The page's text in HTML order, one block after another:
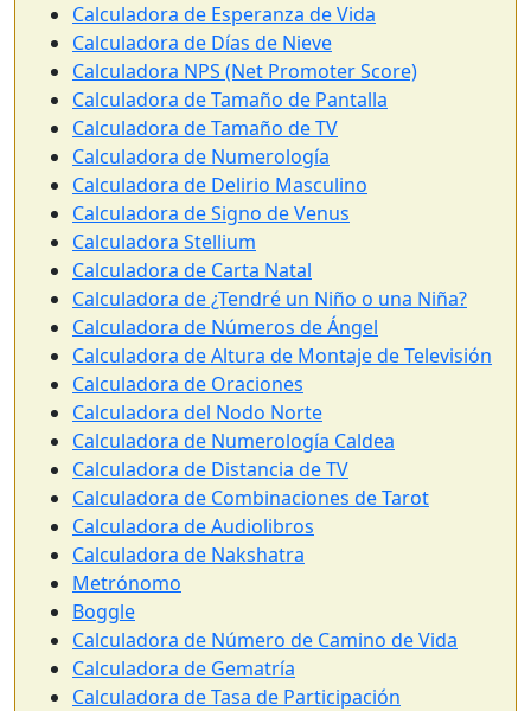
Calculadora de Esperanza de Vida
Calculadora de Días de Nieve
Calculadora NPS (Net Promoter Score)
Calculadora de Tamaño de Pantalla
Calculadora de Tamaño de TV
Calculadora de Numerología
Calculadora de Delirio Masculino
Calculadora de Signo de Venus
Calculadora Stellium
Calculadora de Carta Natal
Calculadora de ¿Tendré un Niño o una Niña?
Calculadora de Números de Ángel
Calculadora de Altura de Montaje de Televisión
Calculadora de Oraciones
Calculadora del Nodo Norte
Calculadora de Numerología Caldea
Calculadora de Distancia de TV
Calculadora de Combinaciones de Tarot
Calculadora de Audiolibros
Calculadora de Nakshatra
Metrónomo
Boggle
Calculadora de Número de Camino de Vida
Calculadora de Gematría
Calculadora de Tasa de Participación